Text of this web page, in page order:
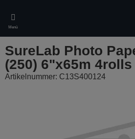
main
content
Menü
SureLab Photo
(250) 6"x65m 4rolls
Artikelnummer: C13S400124